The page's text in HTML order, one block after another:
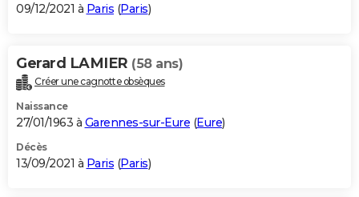
09/12/2021 à Paris (Paris)
Gerard LAMIER (58 ans)
Créer une cagnotte obsèques
Naissance
27/01/1963 à Garennes-sur-Eure (Eure)
Décès
13/09/2021 à Paris (Paris)